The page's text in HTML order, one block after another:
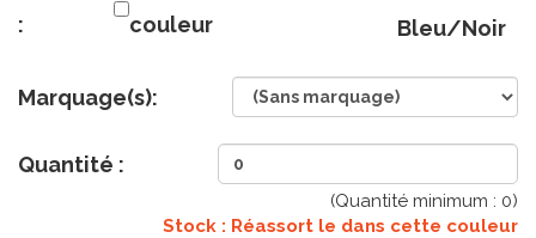
:
couleur
Bleu/Noir
Marquage(s):
Quantité :
(Quantité minimum : 0)
Stock : Réassort le dans cette couleur